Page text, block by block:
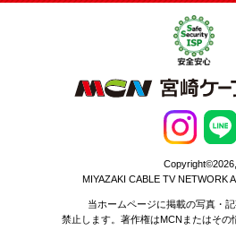
Copyright©2026,
MIYAZAKI CABLE TV NETWORK
当ホームページに掲載の写真・
禁止します。著作権はMCNまたはその